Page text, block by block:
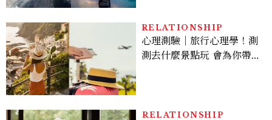
RELATIONSHIP
心理測驗｜旅行心理學！測
測去什麼景點玩 會為你帶來
RELATIONSHIP